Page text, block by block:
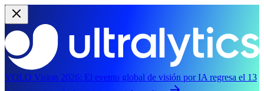
YOLO Vision 2026: El evento global de visión por IA regresa el 13